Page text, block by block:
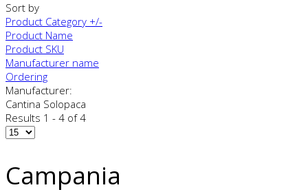
Sort by
Product Category +/-
Product Name
Product SKU
Manufacturer name
Ordering
Manufacturer:
Cantina Solopaca
Results 1 - 4 of 4
Campania